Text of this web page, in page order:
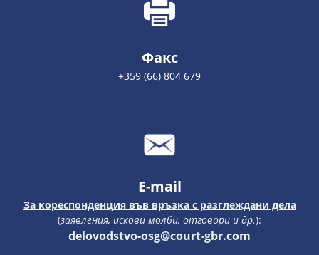
Факс
+359 (66) 804 679
E-mail
За кореспонденция във връзка с разглеждани дела
(заявления, искови молби, отговори и др.):
delovodstvo-osg@court-gbr.com